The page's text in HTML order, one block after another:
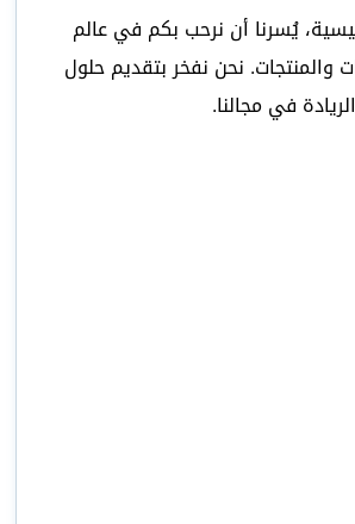
يُسرنا أن نرحب بكم في عالم
والمنتجات. نحن نفخر بتقديم حلول
في مجالنا.